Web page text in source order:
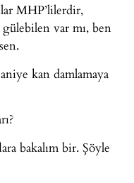
MHP’lilerdir,
var mı, ben
kan damlamaya
bakalım bir. Şöyle